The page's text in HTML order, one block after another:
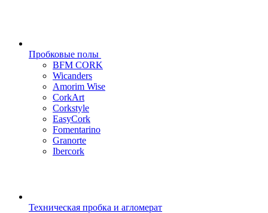
Пробковые полы
BFM CORK
Wicanders
Amorim Wise
CorkArt
Corkstyle
EasyCork
Fomentarino
Granorte
Ibercork
Техническая пробка и агломерат